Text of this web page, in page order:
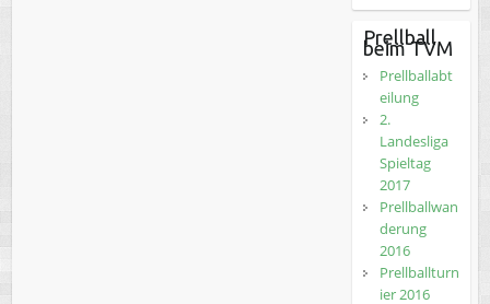
Prellball
beim TVM
Prellballabt
eilung
2.
Landesliga
Spieltag
2017
Prellballwan
derung
2016
Prellballturn
ier 2016